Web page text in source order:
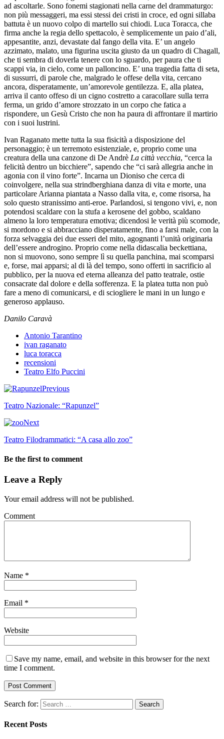
ad ascoltarle. Sono fonemi stagionati nella carne del drammaturgo:
non più messaggeri, ma essi stessi dei cristi in croce, ed ogni sillaba
battuta è un nuovo colpo di martello sui chiodi. Luca Toracca, che
firma anche la regia dello spettacolo, è semplicemente un paio d’ali,
appesantite, anzi, devastate dal fango della vita. E’ un angelo
azzimato, malato, una figurina uscita giusto da un quadro di Chagall,
che ti sembra di doverla tenere con lo sguardo, per paura che ti
scappi via, in cielo, come un palloncino. E’ una tragedia fatta di seta,
di sussurri, di parole che, malgrado le offese della vita, cercano
ancora, disperatamente, un’amorevole gentilezza. E, alla platea,
arriva il canto offeso di un cigno costretto a caracollare sulla terra
ferma, un grido d’amore strozzato in un corpo che fatica a
rispondere, un Gesù Cristo che non ha paura di affrontare il martirio
con i suoi lustrini.
Ivan Raganato mette tutta la sua fisicità a disposizione del
personaggio; è un terremoto esistenziale, e, proprio come una
creatura della una canzone di De Andrè La città vecchia, “cerca la
felicità dentro un bicchiere”, sapendo che “ci sarà allegria anche in
agonia con il vino forte”. Incarna un Dioniso che cerca di
coinvolgere, nella sua strindberghiana danza di vita e morte, una
particolare Arianna piantata a Nasso dalla vita, e, come risorsa, ha
solo questo stranissimo anti-eroe. Parlandosi, si tengono vivi, e, non
potendosi scaldare con la stufa a kerosene del gobbo, scaldano
almeno la loro temperatura emotiva; dicendosi le verità più scomode,
si mordono e si abbracciano disperatamente, fino a farsi male, con la
forza selvaggia dei due esseri del mito, agognanti l’unità originaria
dell’essere androgino. Proprio come nella didascalia beckettiana,
non si muovono, sono sempre lì su quella panchina, mai scomparsi
e, forse, mai apparsi; al di là del tempo, sono offerti in sacrificio al
pubblico, per la nuova ed eterna alleanza del patto teatrale, ostie
consacrate dal dolore e della sofferenza. E la platea tutta non può
fare a meno di comunicarsi, e di sciogliere le mani in un lungo e
generoso applauso.
Danilo Caravà
Antonio Tarantino
ivan raganato
luca toracca
recensioni
Teatro Elfo Puccini
Previous
Teatro Nazionale: “Rapunzel”
Next
Teatro Filodrammatici: “A casa allo zoo”
Be the first to comment
Leave a Reply
Your email address will not be published.
Comment
Name *
Email *
Website
Save my name, email, and website in this browser for the next
time I comment.
Search for:
Recent Posts